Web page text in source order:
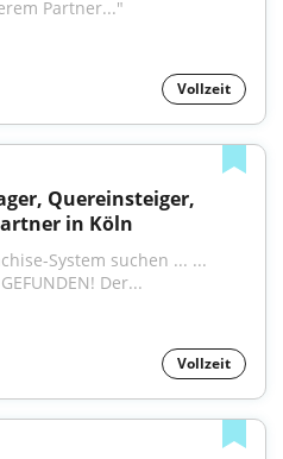
Partner..."
Vollzeit
Quereinsteiger,
in Köln
System suchen ... ...
Der...
Vollzeit